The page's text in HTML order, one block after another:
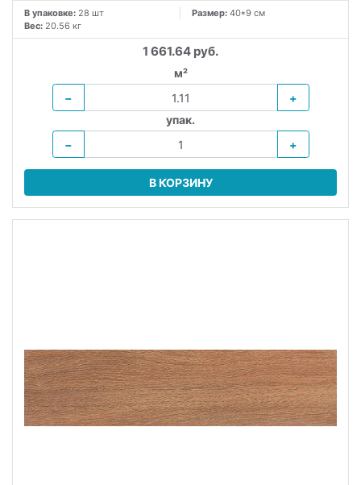
В упаковке: 28 шт Размер: 40*9 см
Вес: 20.56 кг
1 661.64 руб.
м²
−
+
упак.
−
+
В КОРЗИНУ